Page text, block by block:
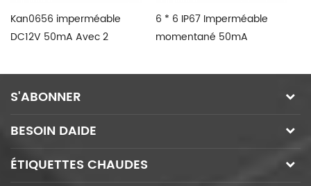
Kan0656 imperméable
DC12V 50mA Avec 2
6 * 6 IP67 Imperméable
momentané 50mA
de tact
S'ABONNER
BESOIN DAIDE
ÉTIQUETTES CHAUDES